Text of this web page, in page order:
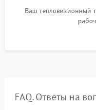
Ваш тепловизионный
FAQ. Ответы на